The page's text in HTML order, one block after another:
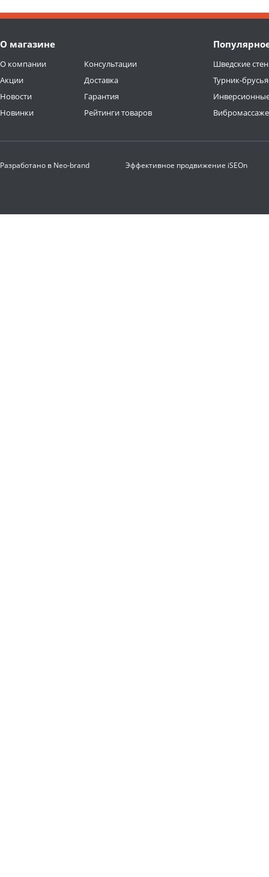
О магазине
О компании
Акции
Новости
Новинки
Консультации
Доставка
Гарантия
Рейтинги товаров
Шведские
Турник-
Разработано в Neo-brand Эффективное продвижение iSEOn